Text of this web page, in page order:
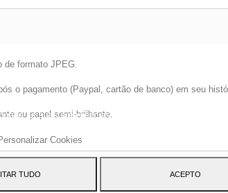
de formato JPEG.
o pagamento (Paypal, cartão de banco) em seu
ou papel semi-brilhante.
às suas preferências, analisando seus hábitos
Cookies
TUDO ACEPTO